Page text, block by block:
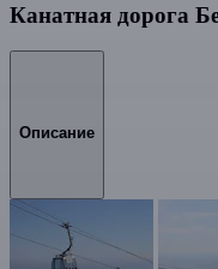
Канатная дорога
Описание